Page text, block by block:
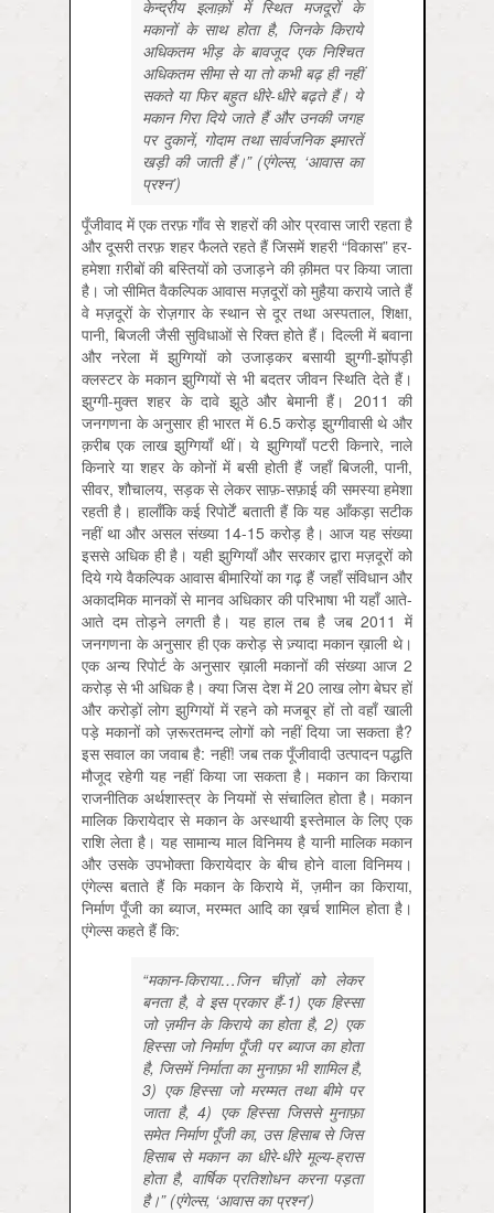
केन्द्रीय इलाक़ों में स्थित मजदूरों के
मकानों के साथ होता है, जिनके किराये
अधिकतम भीड़ के बावजूद एक निश्चित
अधिकतम सीमा से या तो कभी बढ़ ही नहीं
सकते या फिर बहुत धीरे-धीरे बढ़ते हैं। ये
मकान गिरा दिये जाते हैं और उनकी जगह
पर दुकानें, गोदाम तथा सार्वजनिक इमारतें
खड़ी की जाती हैं।” (एंगेल्स, ‘आवास का
प्रश्न’)
पूँजीवाद में एक तरफ़ गाँव से शहरों की ओर प्रवास जारी रहता है
और दूसरी तरफ़ शहर फैलते रहते हैं जिसमें शहरी “विकास” हर-
हमेशा ग़रीबों की बस्तियों को उजाड़ने की क़ीमत पर किया जाता
है। जो सीमित वैकल्पिक आवास मज़दूरों को मुहैया कराये जाते हैं
वे मज़दूरों के रोज़गार के स्थान से दूर तथा अस्पताल, शिक्षा,
पानी, बिजली जैसी सुविधाओं से रिक्त होते हैं। दिल्ली में बवाना
और नरेला में झुग्गियों को उजाड़कर बसायी झुग्गी-झोंपड़ी
क्लस्टर के मकान झुग्गियों से भी बदतर जीवन स्थिति देते हैं।
झुग्गी-मुक्त शहर के दावे झूठे और बेमानी हैं। 2011 की
जनगणना के अनुसार ही भारत में 6.5 करोड़ झुग्गीवासी थे और
क़रीब एक लाख झुग्गियाँ थीं। ये झुग्गियाँ पटरी किनारे, नाले
किनारे या शहर के कोनों में बसी होती हैं जहाँ बिजली, पानी,
सीवर, शौचालय, सड़क से लेकर साफ़-सफ़ाई की समस्या हमेशा
रहती है। हालाँकि कई रिपोर्टें बताती हैं कि यह आँकड़ा सटीक
नहीं था और असल संख्या 14-15 करोड़ है। आज यह संख्या
इससे अधिक ही है। यही झुग्गियाँ और सरकार द्वारा मज़दूरों को
दिये गये वैकल्पिक आवास बीमारियों का गढ़ हैं जहाँ संविधान और
अकादमिक मानकों से मानव अधिकार की परिभाषा भी यहाँ आते-
आते दम तोड़ने लगती है। यह हाल तब है जब 2011 में
जनगणना के अनुसार ही एक करोड़ से ज़्यादा मकान ख़ाली थे।
एक अन्य रिपोर्ट के अनुसार ख़ाली मकानों की संख्या आज 2
करोड़ से भी अधिक है। क्या जिस देश में 20 लाख लोग बेघर हों
और करोड़ों लोग झुग्गियों में रहने को मजबूर हों तो वहाँ खाली
पड़े मकानों को ज़रूरतमन्द लोगों को नहीं दिया जा सकता है?
इस सवाल का जवाब है: नहीं! जब तक पूँजीवादी उत्पादन पद्धति
मौजूद रहेगी यह नहीं किया जा सकता है। मकान का किराया
राजनीतिक अर्थशास्त्र के नियमों से संचालित होता है। मकान
मालिक किरायेदार से मकान के अस्थायी इस्तेमाल के लिए एक
राशि लेता है। यह सामान्य माल विनिमय है यानी मालिक मकान
और उसके उपभोक्ता किरायेदार के बीच होने वाला विनिमय।
एंगेल्स बताते हैं कि मकान के किराये में, ज़मीन का किराया,
निर्माण पूँजी का ब्याज, मरम्मत आदि का ख़र्च शामिल होता है।
एंगेल्स कहते हैं कि:
“मकान-किराया…जिन चीज़ों को लेकर
बनता है, वे इस प्रकार हैं-1) एक हिस्सा
जो ज़मीन के किराये का होता है, 2) एक
हिस्सा जो निर्माण पूँजी पर ब्याज का होता
है, जिसमें निर्माता का मुनाफ़ा भी शामिल है,
3) एक हिस्सा जो मरम्मत तथा बीमे पर
जाता है, 4) एक हिस्सा जिससे मुनाफ़ा
समेत निर्माण पूँजी का, उस हिसाब से जिस
हिसाब से मकान का धीरे-धीरे मूल्य-ह्रास
होता है, वार्षिक प्रतिशोधन करना पड़ता
है।” (एंगेल्स, ‘आवास का प्रश्न’)